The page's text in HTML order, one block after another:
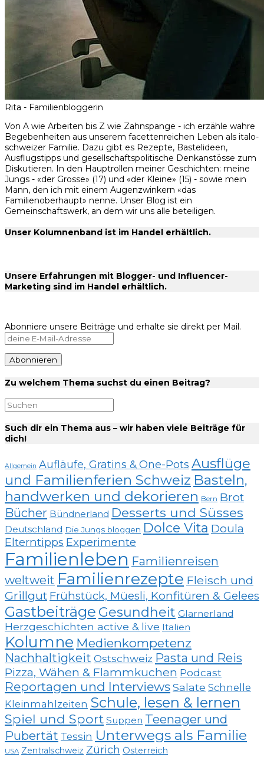
Rita - Familienbloggerin
Von A wie Arbeiten bis Z wie Zahnspange - ich erzähle wahre
Begebenheiten aus unserem facettenreichen Leben als italo-
schweizer Familie. Dazu gibt es Rezepte, Bastelideen,
Ausflugstipps und gesellschaftspolitische Denkanstösse zum
Diskutieren. In den Hauptrollen meiner Geschichten: meine
Jungs - «der Grosse» (17) und «der Kleine» (15) - sowie mein
Mann, den ich mit einem Augenzwinkern «das
Familienoberhaupt» nenne. Unser Blog ist ein
Gemeinschaftswerk, an dem wir uns alle beteiligen.
Unser Kolumnenband ist im Handel erhältlich.
Unsere Erfahrungen mit Blogger- und Influencer-
Marketing sind im Handel erhältlich.
Abonniere unsere Beiträge und erhalte sie direkt per Mail.
Zu welchem Thema suchst du einen Beitrag?
Such dir ein Thema aus – wir haben viele Beiträge für
dich!
Allgemein Aufläufe, Gratins & One-Pots Ausflüge
und Familienferien Schweiz Basteln,
handwerken und dekorieren Bern Brot
Bücher Bündnerland Desserts und Süsses
Deutschland Die Jungs bloggen Dolce Vita Doula
Elterntipps Experimente
Familienleben Familienreisen
weltweit Familienrezepte Fleisch und
Grillgut Frühstück, Müesli, Konfitüren & Gelees
Gastbeiträge Gesundheit Glarnerland
Herzgeschichten active & live Italien
Kolumne Medienkompetenz
Nachhaltigkeit Ostschweiz Pasta und Reis
Pizza, Wähen & Flammkuchen Podcast
Reportagen und InterviewsSalate Schnelle
Kleinmahlzeiten Schule, lesen & lernen
Spiel und Sport Suppen Teenager und
Pubertät Tessin Unterwegs als Familie
USA Zentralschweiz Zürich Österreich